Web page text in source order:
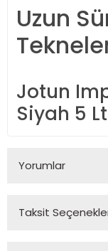
Uzun
Jotun
Siyah 5 Lt
Yorumlar
Taksit